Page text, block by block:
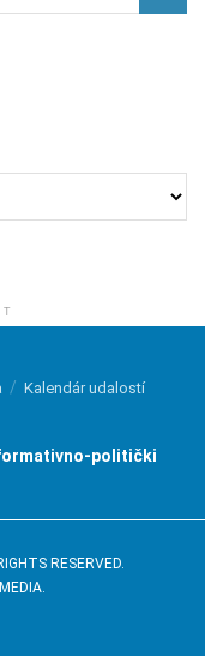
Kalendár udalostí
politički
RESERVED.